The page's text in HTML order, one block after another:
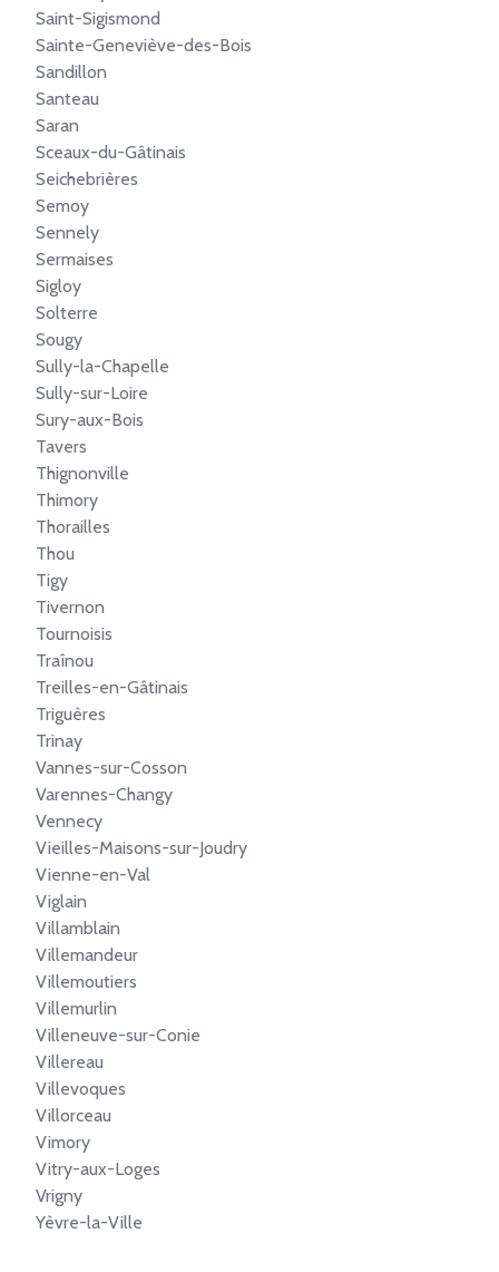
Saint-Sigismond
Sainte-Geneviève-des-Bois
Sandillon
Santeau
Saran
Sceaux-du-Gâtinais
Seichebrières
Semoy
Sennely
Sermaises
Sigloy
Solterre
Sougy
Sully-la-Chapelle
Sully-sur-Loire
Sury-aux-Bois
Tavers
Thignonville
Thimory
Thorailles
Thou
Tigy
Tivernon
Tournoisis
Traînou
Treilles-en-Gâtinais
Triguères
Trinay
Vannes-sur-Cosson
Varennes-Changy
Vennecy
Vieilles-Maisons-sur-Joudry
Vienne-en-Val
Viglain
Villamblain
Villemandeur
Villemoutiers
Villemurlin
Villeneuve-sur-Conie
Villereau
Villevoques
Villorceau
Vimory
Vitry-aux-Loges
Vrigny
Yèvre-la-Ville